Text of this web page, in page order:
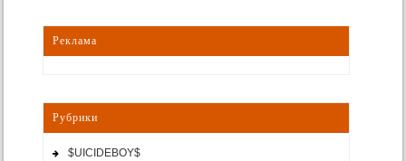
Реклама
Рубрики
$UICIDEBOY$